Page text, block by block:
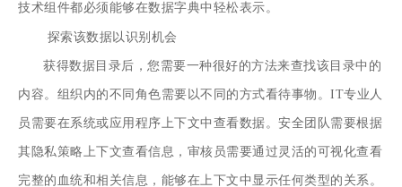
技术组件都必须能够在数据字典中轻松表示。
探索该数据以识别机会
获得数据目录后，您需要一种很好的方法来查找该目录中的
内容。组织内的不同角色需要以不同的方式看待事物。IT专业人
员需要在系统或应用程序上下文中查看数据。安全团队需要根据
其隐私策略上下文查看信息，审核员需要通过灵活的可视化查看
完整的血统和相关信息，能够在上下文中显示任何类型的关系。